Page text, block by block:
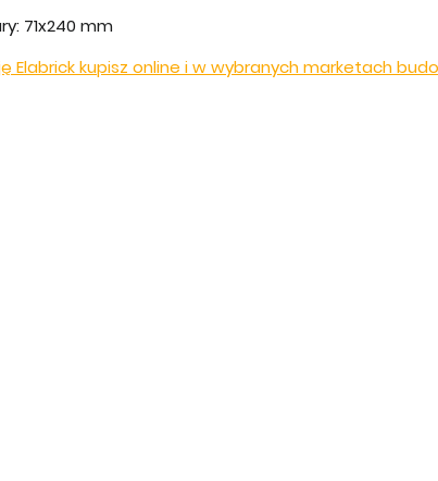
71x240 mm
Elabrick kupisz online i w wybranych marketach